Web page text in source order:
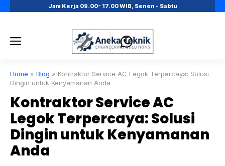
Jam Kerja 09.00- 17.00 WIB, Senen - Sabtu
Menu
Home » Blog » Kontraktor Service AC Legok Terpercaya: Solusi
Dingin untuk Kenyamanan Anda
Kontraktor Service AC
Legok Terpercaya: Solusi
Dingin untuk Kenyamanan
Anda